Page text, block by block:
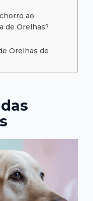
ao
de Orelhas?
Orelhas de